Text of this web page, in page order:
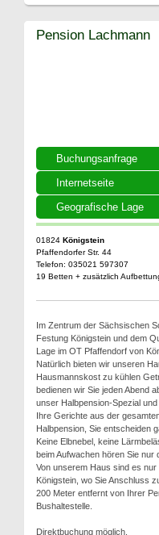
Buchungsanfrage
Internetseite
Geografische Lage
Pension Lachmann
01824 Königstein
Pfaffendorfer Str. 44
Telefon: 035021 597307
19 Betten + zusätzlich
Im Zentrum der Sächsischen
Festung Königstein und dem
Lage im OT Pfaffendorf von
Natürlich bieten wir unseren
Hausmannskost zu kühlen
bedienen wir Sie jeden Abend
unser Halbpension-Spezial
Ihre Gerichte aus der
Halbpension, Sie entscheiden
Keine Elbnebel, keine
beim Aufwachen hören Sie nur
Von unserem Haus sind es
Königstein, wo Sie Anschluss
200 Meter entfernt von Ihrer
Bushaltestelle.
Direktbuchung möglich.